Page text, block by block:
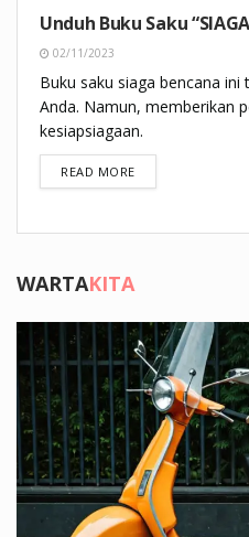
Unduh Buku Saku
02/11/2023
Buku saku siaga bencana
Anda. Namun, memberikan
kesiapsiagaan.
READ MOREDETAILS
WARTAKITA